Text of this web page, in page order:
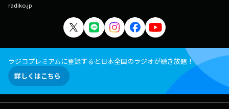
radiko.jp
ラジコプレミアムに登録すると日本全国のラジオが聴き放題！
詳しくはこちら